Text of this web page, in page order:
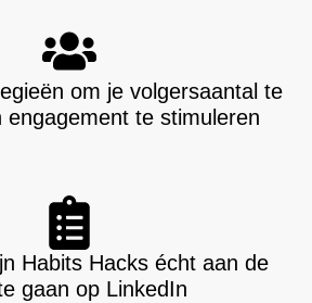
om je volgersaantal te
engagement te stimuleren
Habits Hacks écht aan de
gaan op LinkedIn